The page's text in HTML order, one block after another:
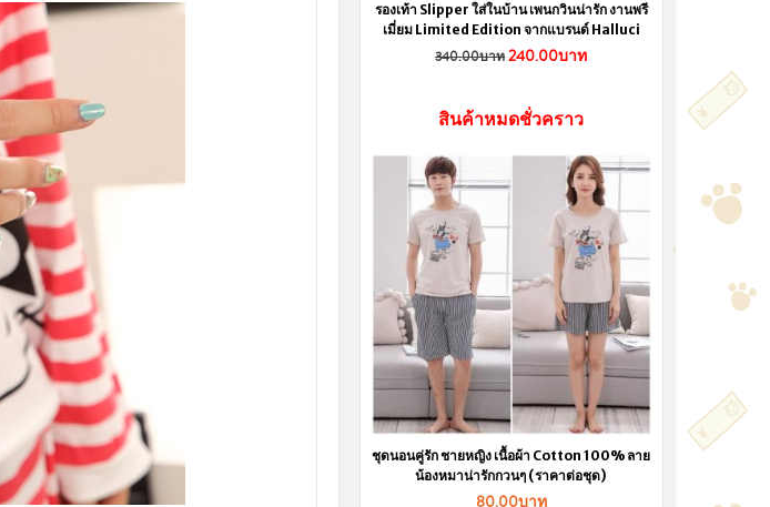
รองเท้า Slipper ใส่ในบ้าน เพนกวินน่ารัก งานพรี
เมี่ยม Limited Edition จากแบรนด์ Halluci
340.00บาท240.00บาท
สินค้าหมดชั่วคราว
ชุดนอนคู่รัก ชายหญิง เนื้อผ้า Cotton 100% ลาย
น้องหมาน่ารักกวนๆ (ราคาต่อชุด)
80.00บาท